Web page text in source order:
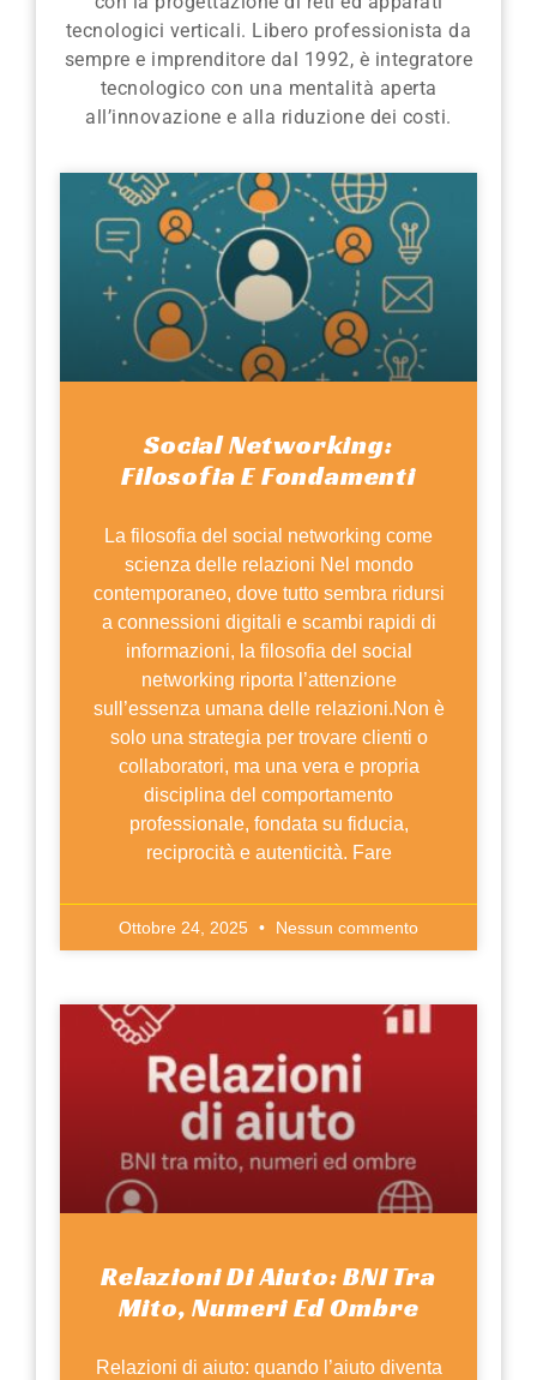
tecnologici verticali. Libero professionista da
sempre e imprenditore dal 1992, è integratore
tecnologico con una mentalità aperta
all’innovazione e alla riduzione dei costi.
Social Networking:
Filosofia E Fondamenti
La filosofia del social networking come
scienza delle relazioni Nel mondo
contemporaneo, dove tutto sembra ridursi
a connessioni digitali e scambi rapidi di
informazioni, la filosofia del social
networking riporta l’attenzione
sull’essenza umana delle relazioni.Non è
solo una strategia per trovare clienti o
collaboratori, ma una vera e propria
disciplina del comportamento
professionale, fondata su fiducia,
reciprocità e autenticità. Fare
Ottobre 24, 2025 Nessun commento
Relazioni Di Aiuto: BNI Tra
Mito, Numeri Ed Ombre
Relazioni di aiuto: quando l’aiuto diventa